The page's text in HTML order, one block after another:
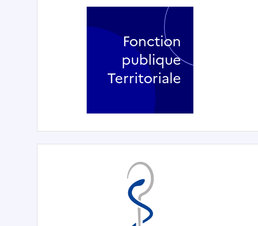
Fonction
publique
Territoriale